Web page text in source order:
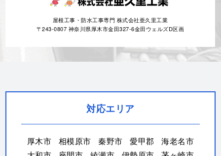
対応エリア
綾瀬市 伊勢原市
藤沢市
その他神奈川県全域、東京都、
埼玉県で対応可能です！